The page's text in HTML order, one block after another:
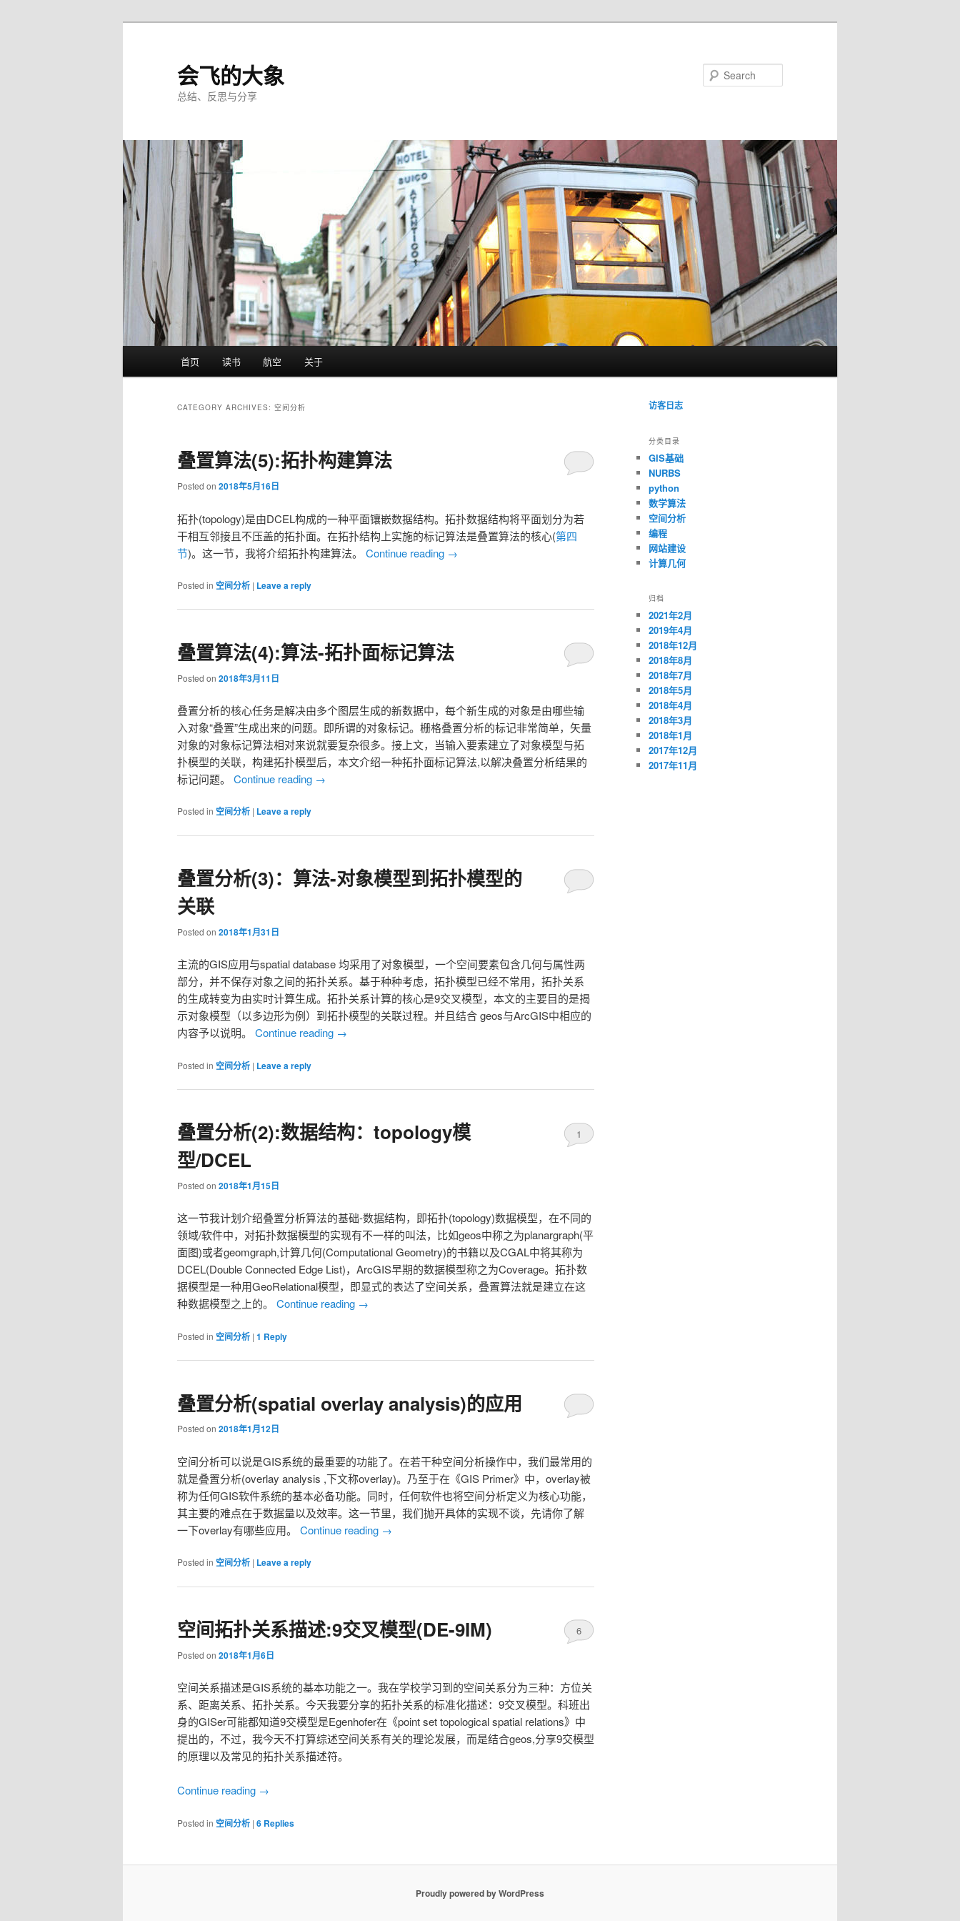
会飞的大象
总结、反思与分享
首页 读书 航空 关于
CATEGORY ARCHIVES: 空间分析
叠置算法(5):拓扑构建算法
Posted on 2018年5月16日
拓扑(topology)是由DCEL构成的一种平面镶嵌数据结构。拓扑数据结构将平面划分为若
干相互邻接且不压盖的拓扑面。在拓扑结构上实施的标记算法是叠置算法的核心(第四
节)。这一节，我将介绍拓扑构建算法。 Continue reading →
Posted in 空间分析 | Leave a reply
叠置算法(4):算法-拓扑面标记算法
Posted on 2018年3月11日
叠置分析的核心任务是解决由多个图层生成的新数据中，每个新生成的对象是由哪些输
入对象“叠置”生成出来的问题。即所谓的对象标记。栅格叠置分析的标记非常简单，矢量
对象的对象标记算法相对来说就要复杂很多。接上文，当输入要素建立了对象模型与拓
扑模型的关联，构建拓扑模型后，本文介绍一种拓扑面标记算法,以解决叠置分析结果的
标记问题。 Continue reading →
Posted in 空间分析 | Leave a reply
叠置分析(3)：算法-对象模型到拓扑模型的
关联
Posted on 2018年1月31日
主流的GIS应用与spatial database 均采用了对象模型，一个空间要素包含几何与属性两
部分，并不保存对象之间的拓扑关系。基于种种考虑，拓扑模型已经不常用，拓扑关系
的生成转变为由实时计算生成。拓扑关系计算的核心是9交叉模型，本文的主要目的是揭
示对象模型（以多边形为例）到拓扑模型的关联过程。并且结合 geos与ArcGIS中相应的
内容予以说明。 Continue reading →
Posted in 空间分析 | Leave a reply
叠置分析(2):数据结构：topology模
型/DCEL
Posted on 2018年1月15日
1
这一节我计划介绍叠置分析算法的基础-数据结构，即拓扑(topology)数据模型，在不同的
领域/软件中，对拓扑数据模型的实现有不一样的叫法，比如geos中称之为planargraph(平
面图)或者geomgraph,计算几何(Computational Geometry)的书籍以及CGAL中将其称为
DCEL(Double Connected Edge List)，ArcGIS早期的数据模型称之为Coverage。拓扑数
据模型是一种用GeoRelational模型，即显式的表达了空间关系，叠置算法就是建立在这
种数据模型之上的。 Continue reading →
Posted in 空间分析 | 1 Reply
叠置分析(spatial overlay analysis)的应用
Posted on 2018年1月12日
空间分析可以说是GIS系统的最重要的功能了。在若干种空间分析操作中，我们最常用的
就是叠置分析(overlay analysis ,下文称overlay)。乃至于在《GIS Primer》中，overlay被
称为任何GIS软件系统的基本必备功能。同时，任何软件也将空间分析定义为核心功能，
其主要的难点在于数据量以及效率。这一节里，我们抛开具体的实现不谈，先请你了解
一下overlay有哪些应用。 Continue reading →
Posted in 空间分析 | Leave a reply
空间拓扑关系描述:9交叉模型(DE-9IM)
Posted on 2018年1月6日
6
空间关系描述是GIS系统的基本功能之一。我在学校学习到的空间关系分为三种：方位关
系、距离关系、拓扑关系。今天我要分享的拓扑关系的标准化描述：9交叉模型。科班出
身的GISer可能都知道9交模型是Egenhofer在《point set topological spatial relations》中
提出的，不过，我今天不打算综述空间关系有关的理论发展，而是结合geos,分享9交模型
的原理以及常见的拓扑关系描述符。
Continue reading →
Posted in 空间分析 | 6 Replies
访客日志
分类目录
GIS基础
NURBS
python
数学算法
空间分析
编程
网站建设
计算几何
归档
2021年2月
2019年4月
2018年12月
2018年8月
2018年7月
2018年5月
2018年4月
2018年3月
2018年1月
2017年12月
2017年11月
Proudly powered by WordPress